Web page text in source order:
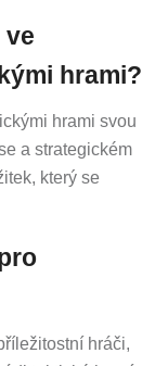
ve
hrami?
hrami svou
a strategickém
který se
hráči,